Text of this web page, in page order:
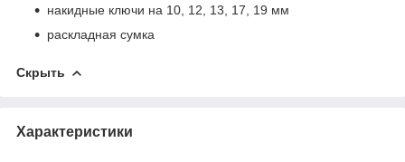
накидные ключи на 10, 12, 13, 17, 19 мм
раскладная сумка
Скрыть
Характеристики